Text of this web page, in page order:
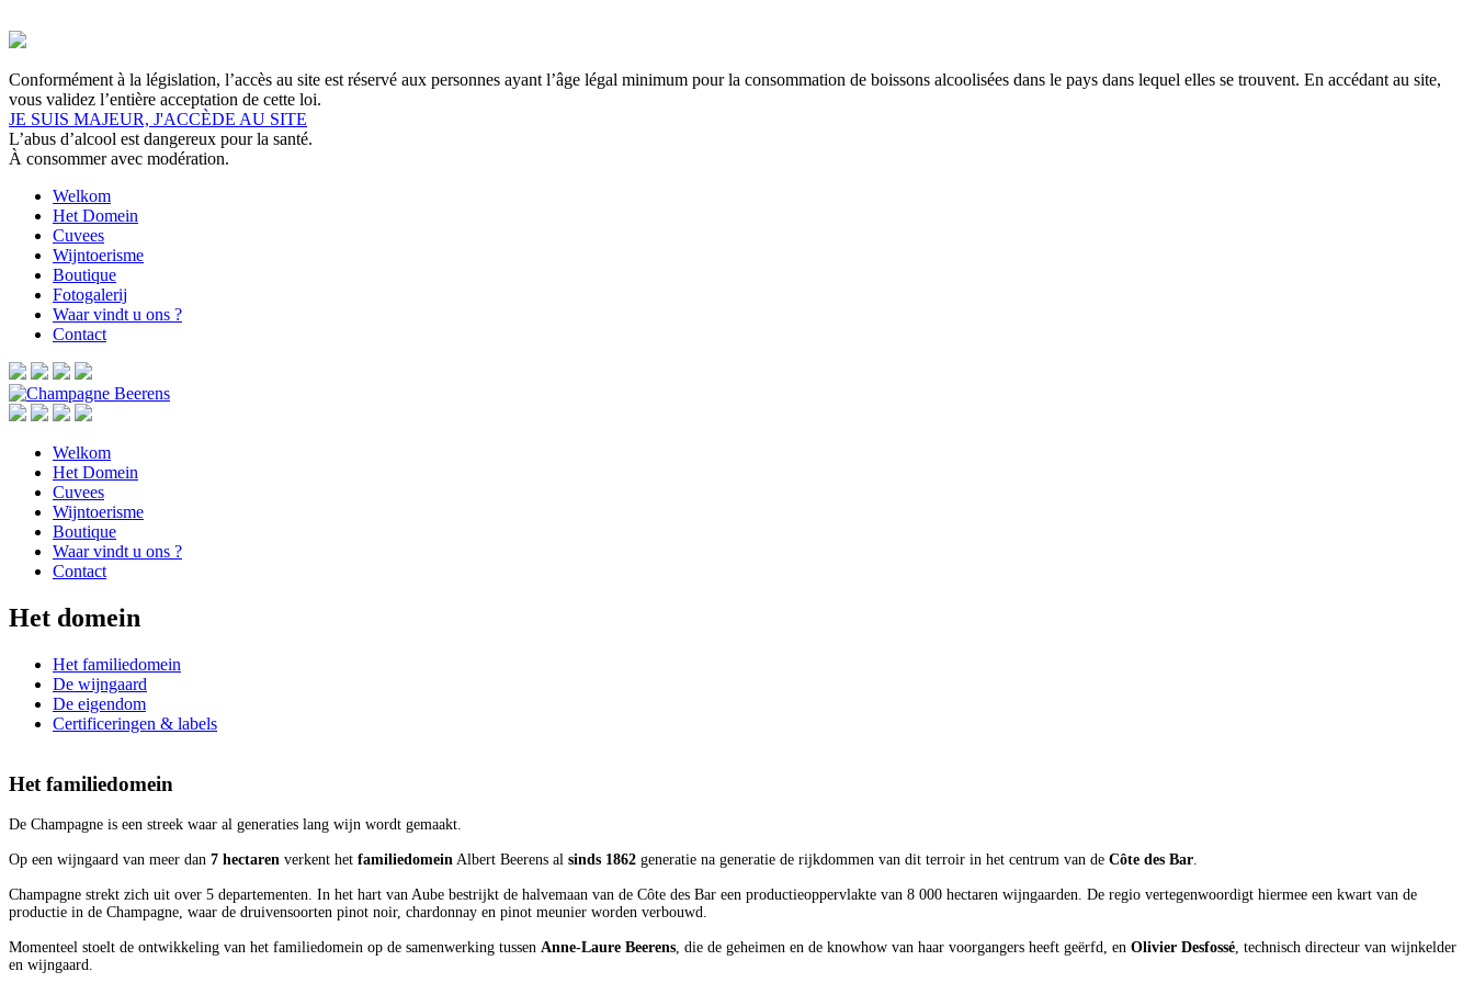
Conformément à la législation, l’accès au site est réservé aux personnes ayant l’âge légal minimum pour la consommation de boissons alcoolisées dans le pays dans lequel elles se trouvent. En accédant au site,
vous validez l’entière acceptation de cette loi.
JE SUIS MAJEUR, J'ACCÈDE AU SITE
L’abus d’alcool est dangereux pour la santé.
À consommer avec modération.
Welkom
Het Domein
Cuvees
Wijntoerisme
Boutique
Fotogalerij
Waar vindt u ons ?
Contact
Welkom
Het Domein
Cuvees
Wijntoerisme
Boutique
Waar vindt u ons ?
Contact
Het domein
Het familiedomein
De wijngaard
De eigendom
Certificeringen & labels
Het familiedomein
De Champagne is een streek waar al generaties lang wijn wordt gemaakt.
Op een wijngaard van meer dan 7 hectaren verkent het familiedomein Albert Beerens al sinds 1862 generatie na generatie de rijkdommen van dit terroir in het centrum van de Côte des Bar.
Champagne strekt zich uit over 5 departementen. In het hart van Aube bestrijkt de halvemaan van de Côte des Bar een productieoppervlakte van 8 000 hectaren wijngaarden. De regio vertegenwoordigt hiermee een kwart van de
productie in de Champagne, waar de druivensoorten pinot noir, chardonnay en pinot meunier worden verbouwd.
Momenteel stoelt de ontwikkeling van het familiedomein op de samenwerking tussen Anne-Laure Beerens, die de geheimen en de knowhow van haar voorgangers heeft geërfd, en Olivier Desfossé, technisch directeur van wijnkelder
en wijngaard.